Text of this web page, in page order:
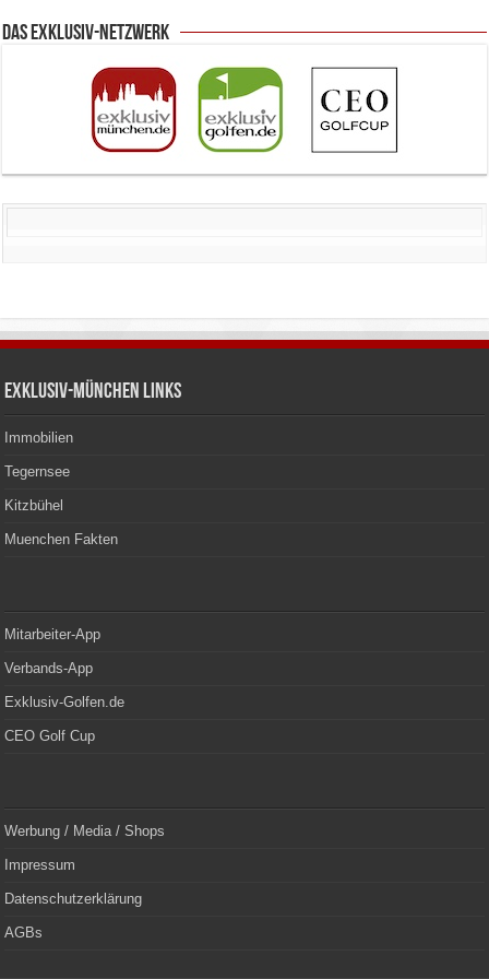
Das Exklusiv-Netzwerk
Exklusiv-München Links
Immobilien
Tegernsee
Kitzbühel
Muenchen Fakten
Mitarbeiter-App
Verbands-App
Exklusiv-Golfen.de
CEO Golf Cup
Werbung / Media / Shops
Impressum
Datenschutzerklärung
AGBs